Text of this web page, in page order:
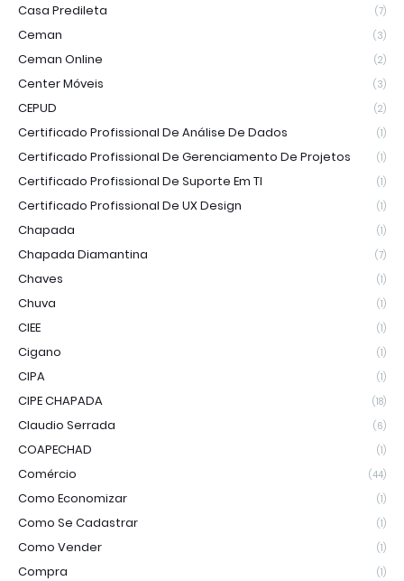
Casa Predileta (7)
Ceman (3)
Ceman Online (2)
Center Móveis (3)
CEPUD (2)
Certificado Profissional De Análise De Dados (1)
Certificado Profissional De Gerenciamento De Projetos (1)
Certificado Profissional De Suporte Em TI (1)
Certificado Profissional De UX Design (1)
Chapada (1)
Chapada Diamantina (7)
Chaves (1)
Chuva (1)
CIEE (1)
Cigano (1)
CIPA (1)
CIPE CHAPADA (18)
Claudio Serrada (6)
COAPECHAD (1)
Comércio (44)
Como Economizar (1)
Como Se Cadastrar (1)
Como Vender (1)
Compra (1)